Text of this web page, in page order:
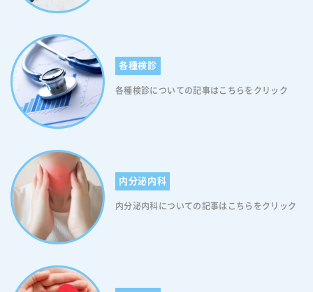
が出る『アナフィラキシーショック』を引き起こす可能性があります。
ょう。 【アレルギー疾患7】蕁麻疹 7つ目に紹介するアレルギー疾
患は『蕁麻疹』です。このアレルギー疾患は、皮膚の一部が突然赤く膨
らむ「膨疹」が、身体のあちこちにできる病気です。しばらくすると跡
形もなく皮疹とかゆみが消えるという特徴があります。ちなみに発症し
て６週間以内を「急性蕁麻疹」、それ以上経過した場合を「慢性蕁麻
疹」と呼びます。 ＜蕁麻疹の症状＞ このアレルギー疾患は多くの
場合、赤い膨らみが身体のあちこちにでき、強い痒みを伴うといった症
どの粘膜が腫れ、呼吸が苦しくなることがある。そうなると、呼吸しに
くくなり非常に危険なので、違和感を覚えたら早めに病院に連絡してく
ださい。 まとめ では、これまでの内容をまとめると 1そもそもア
レルギーってなに？ 2アレルギーのしくみを説明する前に 3アレルギー
のしくみ 4アレルギー疾患とは？ 5主なアレルギー疾患7つ 以上になり
ます。 最後まで読んでくださりありがとうございました。
き、アレルギー症状を改善させる治療法です。 スギ花粉症やダニアレル
ルゲン免疫療法は、１００年以上も前から行われている治療法です。 主
には、アレルゲンを含む治療薬を皮下に注射する「皮下免疫療法」が行
われていますが、近年では治療薬を舌の下に投与する「舌下免疫療法」
が登場し、自宅で服用できるようになりました。 「舌下免疫療法」は、
スギ花粉症またはダニアレルギー性鼻炎と確定診断された患者さんが治
療を受けることができます。 引用：舌の下（したのした）で行う鳥居薬
葉区都賀の当クリニックのアレルギー科で、舌下免疫療法の治療を受け
られます。 当クリニックは、不安なことは何でも相談できる、地域に根
ざしたかかりつけ医を目指します。 診察・診療にあたっては、 1．わか
りやすい言葉・わかりやすい形で提供するよう心掛けています。 2．安
心して通院していただけるような明るくてあたたかいクリニックを目指
しています。 3．どの科に行っていいか分からない、この病気は特にど
す。 病気や治療でお困りのことがございましたら、ぜひお気軽にご相談
態や脂肪分、その他様々な成分を調べることで臓器や身体に異常がない
熱、喉の痛み、コレステロール値が高いなどの症状があるかた 検査時
間： 検査から結果が出るまではおよそ３０分ほどかかります。 検査前
の注意： 可能な限り検査の１２時間前から食事をお控えください 検査
によってわかる病気： 貧血 肝炎 高コレステロール血症 腎不全など レン
トゲン（Ｘ線）検査 検査内容： 血液の細胞状態や脂肪分、その他様々
な成分を調べることで臓器や身体に異常がないかを確かめます。 心臓や
血管の形・状態などをレントゲンを使って映し出して調べる検査です。
お勧めするかた： 呼吸が苦しい、息切れがする、咳が出る、お腹が張っ
ている、便秘などの症状があるかた 検査時間： およそ１０分ほど 検査
前の注意： 撮影部位にある金属類（アクセサリーなど）、エレキバンや
湿布などは取り外してください。 妊娠またはその可能性がある方は事前
にお知らせください。 検査によってわかる病気： 気管支炎 肺炎 肺がん
気胸 便秘症 腸閉塞など クリニックでの検査の結果は、すぐに判明しま
す。 診察と検査結果をもとに、病気や治療法について、丁寧にご説明し
を基本としています。 「何となく調子が悪い」「気になる症状がある
が、どこの科かかったらいいのか分からない」といったお悩みは、まず
の患者さまからこのようなお声をいただきました。 都賀の呼吸器内科：
康保険証 お薬手帳（お持ちの方はご持参ください） 紹介状（お持ちの
方はご持参ください） 当クリニックでは、予約不要で、当日受診いただ
けます。 ２回目からは、アイチケット広場にて、当日の「診察の順番」
をお取りいただけますので、ぜひご利用ください。 問診票の記入と診察
初診では、現在の症状や、治療中の疾患の有無、これまでの病歴、薬の
アレルギーなどの問診票に記入していただきます。 咳が続いている期間
や、咳がよく出る時間帯、過去に同じ症状があったかなど、 ご不安な
とがあれば、直接お伝えください。 検査による診断 問診の後、必要に
応じて検査を行います。 都賀駅３分の板谷内科クリニックで行なってい
る検査は、呼吸機能検査とレントゲン（Ｘ線）検査があります。 呼吸機
能検査 検査内容： 息を吸ったり吐いたりして、肺の機能や病気を確か
める検査です。 これにより肺活量や呼吸に含まれる成分を調べ異常がな
いかをチェックします。 検査をお勧めするかた： 咳や痰が出る、息切
せください。 当日は検査前の喫煙をお控えください、一部の検査に影響
さずに、お持ちください。 予約が必要な場合がありますので、必ず事前
療機関の選び方 千葉市若葉区の医療機関リスト、または、千葉市医師会
「わたしの町のお医者さん」から選んで、予約をしてください。 都賀の
医療機関リストから選ぶ方法 こちらのページで、千葉市若葉区のリスト
をご覧ください。 「わたしの町のお医者さん」から都賀の医療機関を選
ぶ方法 千葉市医師会作成、千葉市医療保健情報マルチメディアシステム
「わたしの町のお医者さん」 こちらのサイトで、簡単に、都賀の医療機
関を検索することができます。条件で探すページで、「検診と予防接種
チェックを入れて、検索してください。 都賀のがん検診 男性は2人に1
人、女性は3人に1人が、がんを罹患する時代といわれています。 多く
のがんは、早期の段階では自覚症状がありません。 そのため、検査を受
けない状態が続くと、早期がんで見つかるはずだったものが、進行がん
で見つかる、ということが懸念されます。 がんの種類を問わず、ステー
ジが早いほど、生存率が高くなります。 がんの早期発見や予防のため
に、がん検診を受けることが大切です。 千葉市のがん検診実施体制 都
ックス線検査、喀痰細胞診(５０歳以上で問診結果で必要と認められた場
合） ・検査費用 胸部エックス線検査 個別検診：６００円、集団検診：
各種検診
各種検診についての記事はこちらをクリック
内分泌内科
内分泌内科についての記事はこちらをクリック